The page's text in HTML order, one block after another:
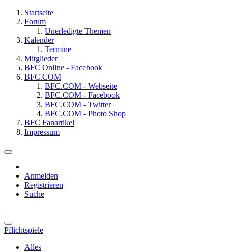
Startseite
Forum
Unerledigte Themen
Kalender
Termine
Mitglieder
BFC Online - Facebook
BFC.COM
BFC.COM - Webseite
BFC.COM - Facebook
BFC.COM - Twitter
BFC.COM - Photo Shop
BFC Fanartikel
Impressum
Anmelden
Registrieren
Suche
Pflichtspiele
Alles